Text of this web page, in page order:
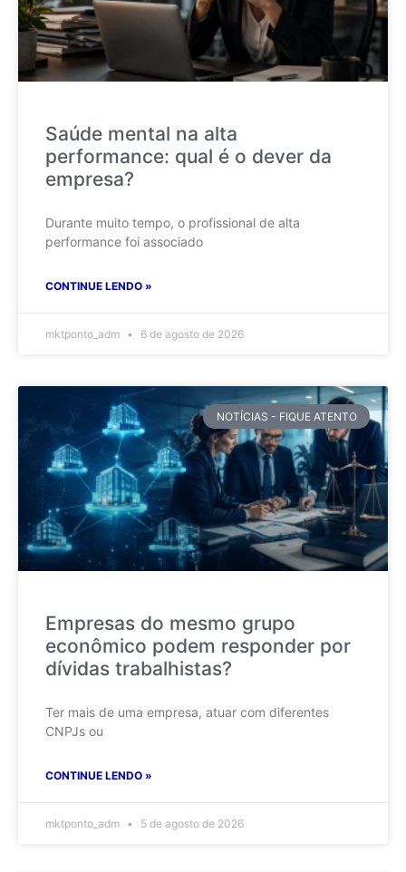
Saúde mental na alta
performance: qual é o dever da
empresa?
Durante muito tempo, o profissional de alta
performance foi associado
CONTINUE LENDO »
mktponto_adm 6 de agosto de 2026
NOTÍCIAS - FIQUE ATENTO
Empresas do mesmo grupo
econômico podem responder por
dívidas trabalhistas?
Ter mais de uma empresa, atuar com diferentes
CNPJs ou
CONTINUE LENDO »
mktponto_adm 5 de agosto de 2026